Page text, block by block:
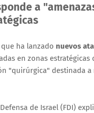
a
ha lanzado nuevos
en zonas
"quirúrgica" destinada a
de Israel (FDI)